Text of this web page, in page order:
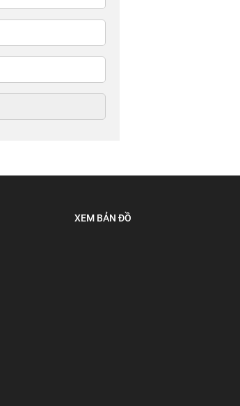
XEM BẢN ĐỒ